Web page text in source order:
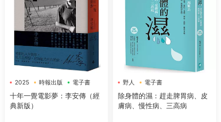
2025 時報出版 電子書
十年一覺電影夢：李安傳（經
典新版）
野人 電子書
除身體的濕：趕走脾胃病、皮
膚病、慢性病、三高病